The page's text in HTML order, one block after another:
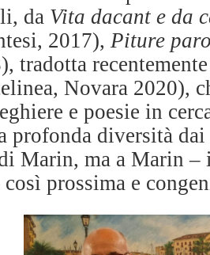
da Vita dacant e da
2017), Piture
tradotta
Novara 2020),
e poesie in
profonda diversità
Marin, ma a Marin
prossima e